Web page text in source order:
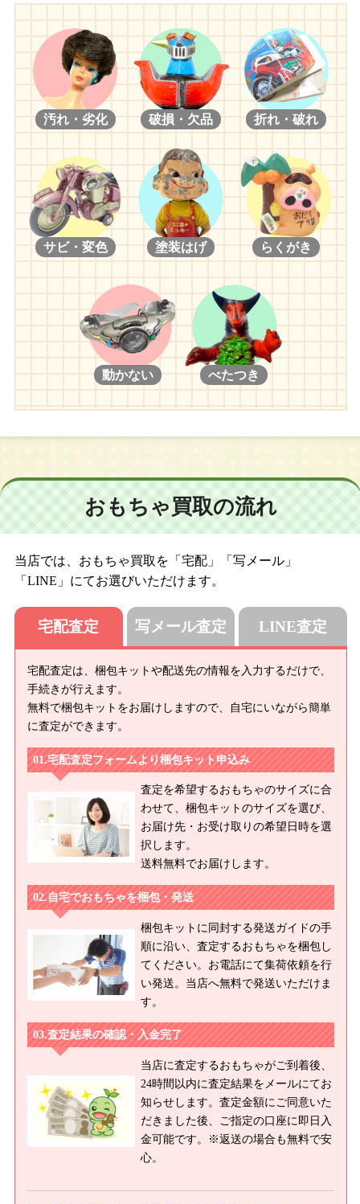
汚れ・劣化 破損・欠品 折れ・破れ
サビ・変色 塗装はげ らくがき
動かない べたつき
おもちゃ買取の流れ
当店では、おもちゃ買取を「宅配」「写メール」
「LINE」にてお選びいただけます。
宅配査定
宅配査定は、梱包キットや配送先の情報を入力するだけで、
手続きが行えます。
無料で梱包キットをお届けしますので、自宅にいながら簡単
に査定ができます。
宅配査定フォームより梱包キット申込み
査定を希望するおもちゃのサイズに合
わせて、梱包キットのサイズを選び、
お届け先・お受け取りの希望日時を選
択します。
送料無料でお届けします。
自宅でおもちゃを梱包・発送
梱包キットに同封する発送ガイドの手
順に沿い、査定するおもちゃを梱包し
てください。お電話にて集荷依頼を行
い発送。当店へ無料で発送いただけま
す。
査定結果の確認・入金完了
当店に査定するおもちゃがご到着後、
24時間以内に査定結果をメールにてお
知らせします。査定金額にご同意いた
だきました後、ご指定の口座に即日入
金可能です。※返送の場合も無料で安
心。
写メール査定 LINE査定